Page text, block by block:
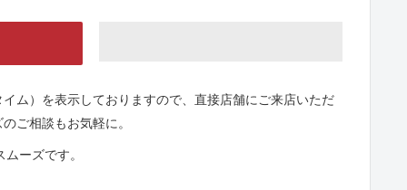
ム）を表示しておりますので、直接店舗にご来店いただ
ご相談もお気軽に。
ーズです。